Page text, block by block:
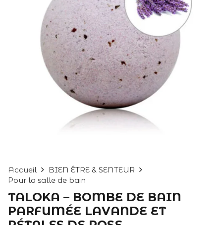
Accueil
BIEN ÊTRE & SENTEUR
Pour la salle de bain
TALOKA – BOMBE DE BAIN
PARFUMÉE LAVANDE ET